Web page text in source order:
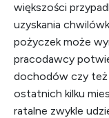
większości
uzyskania
pożyczek może
pracodawcy
dochodów czy
ostatnich kilku
ratalne zwykle